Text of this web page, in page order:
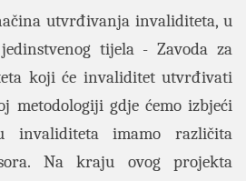
utvrđivanja invaliditeta, u
tijela - Zavoda za
koji će invaliditet utvrđivati
metodologiji gdje ćemo izbjeći
imamo različita
Na kraju ovog projekta